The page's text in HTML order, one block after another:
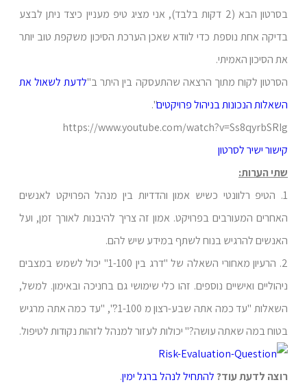
בסרטון הבא (2 דקות בלבד), אני מציג טיפ מעניין כיצד ניתן לבצע
בדיקה אחת נוספת כדי לוודא שאכן הערכת הסיכון משקפת טוב יותר
את הסיכון האמיתי.
הסרטון לקוח מתוך הרצאה שהתעסקה בין היתר ב"לדעת לשאול את
השאלות הנכונות בניהול פרויקטים".
https://www.youtube.com/watch?v=Ss8qyrbSRIg
קישור ישיר לסרטון
שתי הערות:
1. הטיפ רלוונטי כשיש אמון והדדיות בין מנהל הפרויקט לאנשים
האחרים המעורבים בפרויקט. אמון זה צריך להיבנות לאורך זמן, ועל
האנשים להרגיש בנוח לשתף במידע שיש להם.
2. הרעיון מאחורי השאלה של "דרג בין 1-100" יכול לשמש במצבים
ניהוליים ואישיים נוספים. זהו כלי שימושי גם בחניכה ובאימון. למשל,
השאלות "עד כמה אתה שבע-רצון מ 1-100?", "עד כמה אתה מרגיש
בטוח במה שאתה עושה?" יכולות לעזור למנהל לזהות נקודות לטיפול.
רוצה לדעת עוד? להתחיל לנהל ברגל ימין.